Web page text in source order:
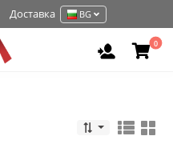
Доставка BG
Вход /0